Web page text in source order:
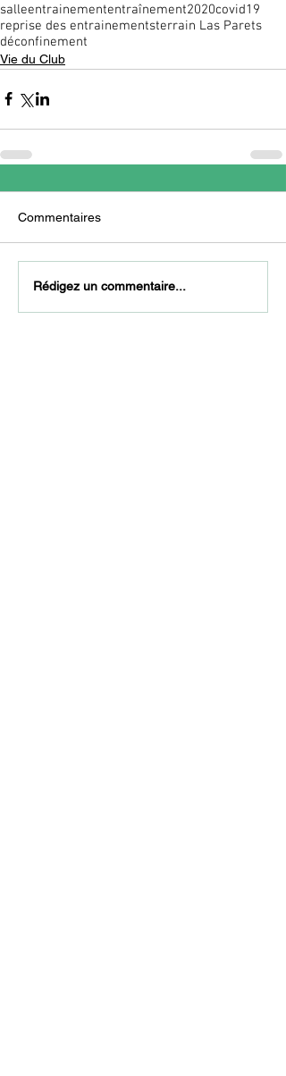
salleentrainemententraînement2020covid19
reprise des entrainementsterrain Las Parets
déconfinement
Vie du Club
Commentaires
Rédigez un commentaire...